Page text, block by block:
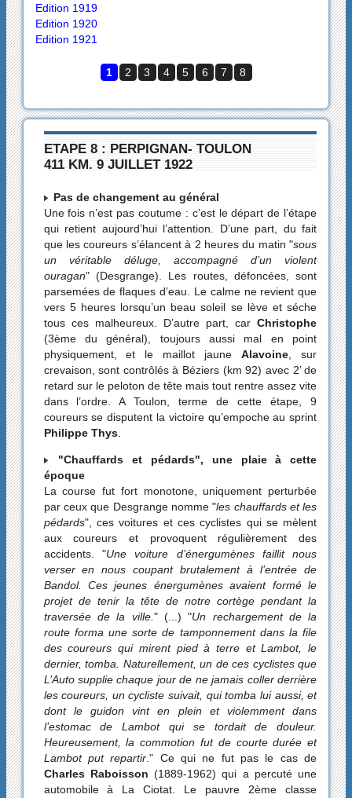
Edition 1919
Edition 1920
Edition 1921
1 2 3 4 5 6 7 8
ETAPE 8 : PERPIGNAN- TOULON
411 KM. 9 JUILLET 1922
Pas de changement au général
Une fois n’est pas coutume : c’est le départ de l’étape
qui retient aujourd’hui l’attention. D’une part, du fait
que les coureurs s’élancent à 2 heures du matin "sous
un véritable déluge, accompagné d’un violent
ouragan" (Desgrange). Les routes, défoncées, sont
parsemées de flaques d’eau. Le calme ne revient que
vers 5 heures lorsqu’un beau soleil se lève et séche
tous ces malheureux. D’autre part, carChristophe
(3ème du général), toujours aussi mal en point
physiquement, et le maillot jauneAlavoine , sur
crevaison, sont contrôlés à Béziers (km 92) avec 2’ de
retard sur le peloton de tête mais tout rentre assez vite
dans l’ordre. A Toulon, terme de cette étape, 9
coureurs se disputent la victoire qu’empoche au sprint
Philippe Thys.
"Chauffards et pédards", une plaie à cette
époque
La course fut fort monotone, uniquement perturbée
par ceux que Desgrange nomme "les chauffards et les
pédards", ces voitures et ces cyclistes qui se mèlent
aux coureurs et provoquent régulièrement des
accidents. "Une voiture d’énergumènes faillit nous
verser en nous coupant brutalement à l’entrée de
Bandol. Ces jeunes énergumènes avaient formé le
projet de tenir la tête de notre cortège pendant la
traversée de la ville." (...) "Un rechargement de la
route forma une sorte de tamponnement dans la file
des coureurs qui mirent pied à terre et Lambot, le
dernier, tomba. Naturellement, un de ces cyclistes que
L’Auto supplie chaque jour de ne jamais coller derrière
les coureurs, un cycliste suivait, qui tomba lui aussi, et
dont le guidon vint en plein et violemment dans
l’estomac de Lambot qui se tordait de douleur.
Heureusement, la commotion fut de courte durée et
Lambot put repartir." Ce qui ne fut pas le cas de
Charles Raboisson (1889-1962) qui a percuté une
automobile à La Ciotat. Le pauvre 2ème classe